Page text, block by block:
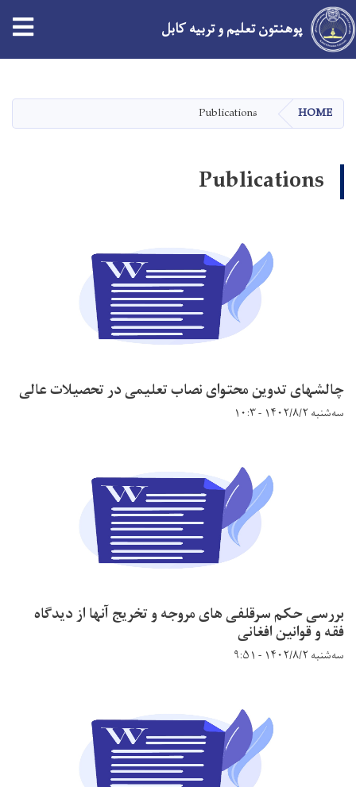
content
پوهنتون تعلیم و تربیه کابل
HOME
Publications
Publications
چالشهای تدوین محتوای نصاب تعلیمی در تحصیلات عالی
سه‌شنبه ۱۴۰۲/۸/۲ - ۱۰:۳
بررسی حکم سرقلفی های مروجه و تخریج آنها از دیدگاه
فقه و قوانین افغانی
سه‌شنبه ۱۴۰۲/۸/۲ - ۹:۵۱